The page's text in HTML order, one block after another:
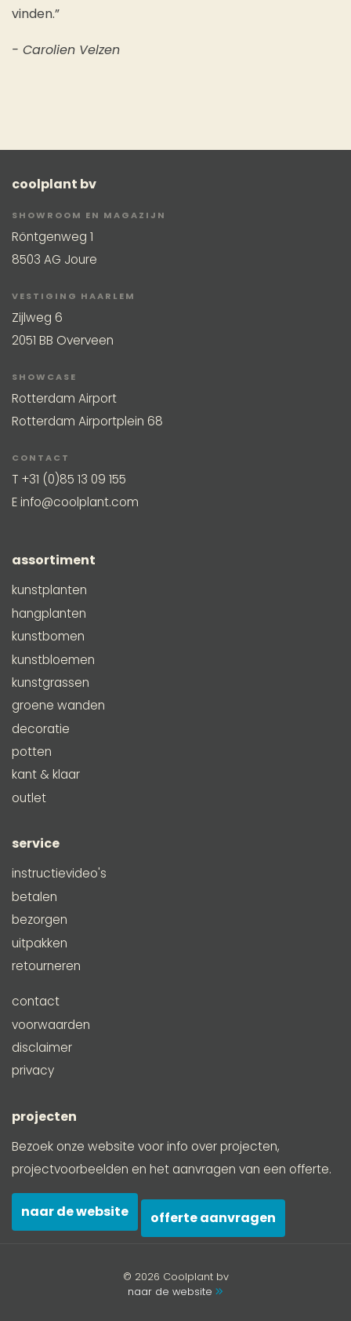
vinden.”
- Carolien Velzen
coolplant bv
SHOWROOM EN MAGAZIJN
Röntgenweg 1
8503 AG Joure
VESTIGING HAARLEM
Zijlweg 6
2051 BB Overveen
SHOWCASE
Rotterdam Airport
Rotterdam Airportplein 68
CONTACT
T +31 (0)85 13 09 155
Einfo@coolplant.com
assortiment
kunstplanten
hangplanten
kunstbomen
kunstbloemen
kunstgrassen
groene wanden
decoratie
potten
kant & klaar
outlet
service
instructievideo's
betalen
bezorgen
uitpakken
retourneren
contact
voorwaarden
disclaimer
privacy
projecten
Bezoek onze website voor info over projecten,
projectvoorbeelden en het aanvragen van een offerte.
naar de website offerte aanvragen
© 2026 Coolplant bv
naar de website